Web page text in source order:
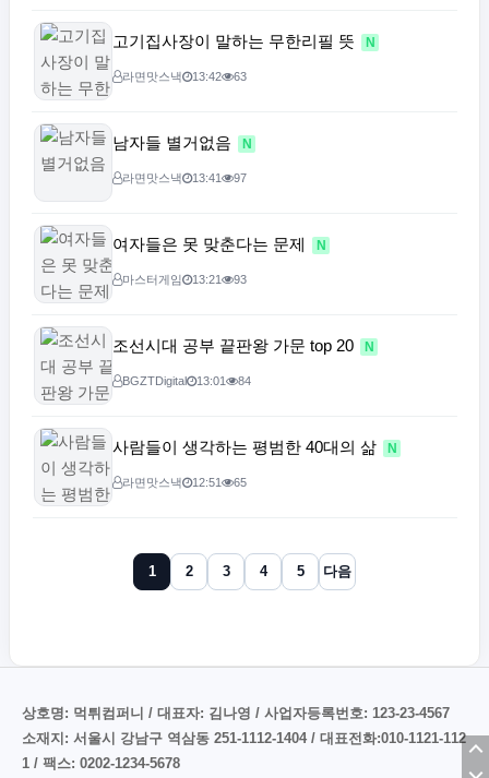
고기집사장이 말하는 무한리필 뜻 N
라면맛스낵 13:42 63
남자들 별거없음 N
라면맛스낵 13:41 97
여자들은 못 맞춘다는 문제 N
마스터게임 13:21 93
조선시대 공부 끝판왕 가문 top 20 N
BGZTDigital 13:01 84
사람들이 생각하는 평범한 40대의 삶 N
라면맛스낵 12:51 65
1 2 3 4 5 다음
상호명: 먹튀컴퍼니 / 대표자: 김나영 / 사업자등록번호: 123-23-4567
소재지: 서울시 강남구 역삼동 251-1112-1404 / 대표전화:010-1121-112
1 / 팩스: 0202-1234-5678